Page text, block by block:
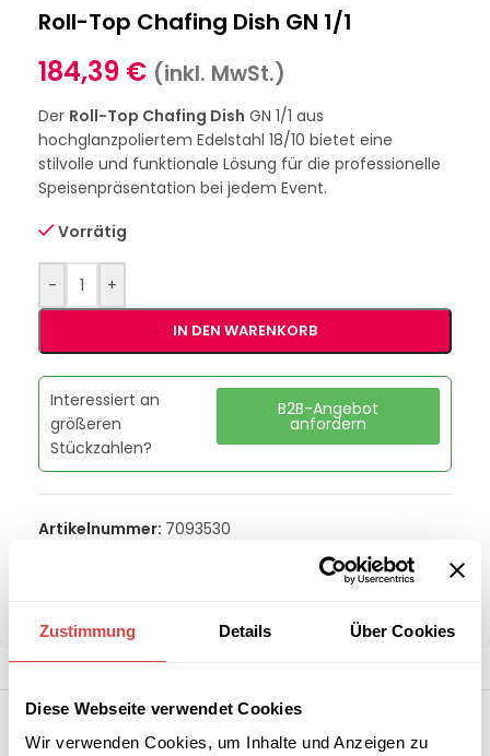
Zustimmung Details Über Cookies
Diese Webseite verwendet Cookies
Wir verwenden Cookies, um Inhalte und Anzeigen zu
Roll-Top Chafing Dish GN 1/1
184,39 € (inkl. MwSt.)
Der Roll-Top Chafing Dish GN 1/1 aus
hochglanzpoliertem Edelstahl 18/10 bietet eine
stilvolle und funktionale Lösung für die professionelle
Speisenpräsentation bei jedem Event.
Vorrätig
- +
IN DEN WARENKORB
Interessiert an
größeren
Stückzahlen?
B2B-Angebot
anfordern
Artikelnummer: 7093530
Chafing Dishes - Buffetausstattung